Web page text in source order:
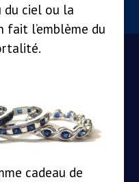
du ciel ou la
fait l’emblème du
cadeau de